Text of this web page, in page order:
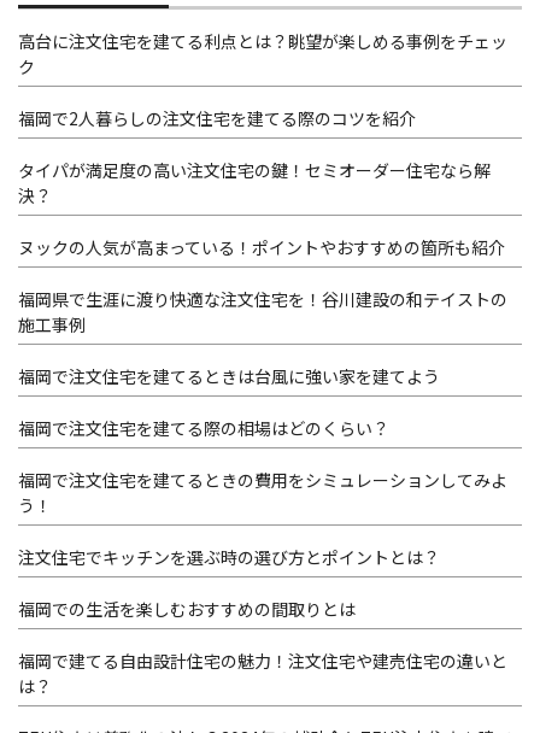
高台に注文住宅を建てる利点とは？眺望が楽しめる事例をチェッ
ク
福岡で2人暮らしの注文住宅を建てる際のコツを紹介
タイパが満足度の高い注文住宅の鍵！セミオーダー住宅なら解
決？
ヌックの人気が高まっている！ポイントやおすすめの箇所も紹介
福岡県で生涯に渡り快適な注文住宅を！谷川建設の和テイストの
施工事例
福岡で注文住宅を建てるときは台風に強い家を建てよう
福岡で注文住宅を建てる際の相場はどのくらい？
福岡で注文住宅を建てるときの費用をシミュレーションしてみよ
う！
注文住宅でキッチンを選ぶ時の選び方とポイントとは？
福岡での生活を楽しむおすすめの間取りとは
福岡で建てる自由設計住宅の魅力！注文住宅や建売住宅の違いと
は？